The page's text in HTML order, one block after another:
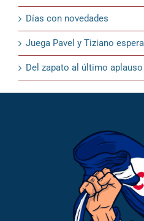
Días con novedades
Juega Pavel y Tiziano espera
Del zapato al último aplauso